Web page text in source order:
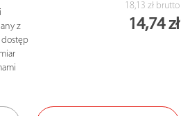
z
dostęp
18,13 zł brutto
14,74 zł